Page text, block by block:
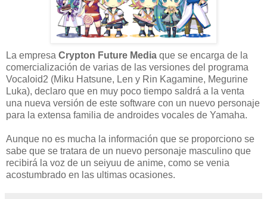
La empresa Crypton Future Media que se encarga de la
comercialización de varias de las versiones del programa
Vocaloid2 (Miku Hatsune, Len y Rin Kagamine, Megurine
Luka), declaro que en muy poco tiempo saldrá a la venta
una nueva versión de este software con un nuevo personaje
para la extensa familia de androides vocales de Yamaha.
Aunque no es mucha la información que se proporciono se
sabe que se tratara de un nuevo personaje masculino que
recibirá la voz de un seiyuu de anime, como se venia
acostumbrado en las ultimas ocasiones.